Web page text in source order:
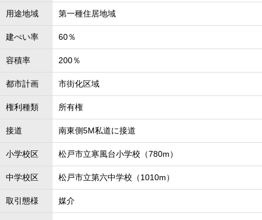
用途地域 第一種住居地域
建ぺい率 60％
容積率 200％
都市計画 市街化区域
権利種類 所有権
接道 南東側5M私道に接道
小学校区 松戸市立寒風台小学校（780m）
中学校区 松戸市立第六中学校（1010m）
取引態様 媒介